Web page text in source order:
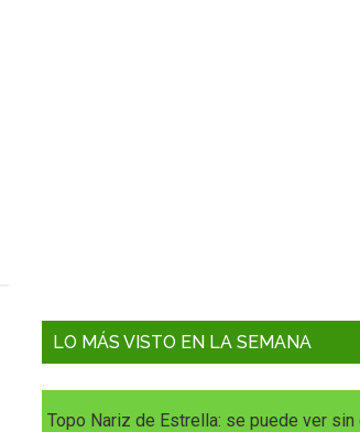
LO MÁS VISTO EN LA SEMANA
Topo Nariz de Estrella: se puede ver sin